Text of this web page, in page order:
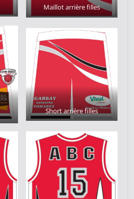
Maillot arrière filles
Short arrière filles